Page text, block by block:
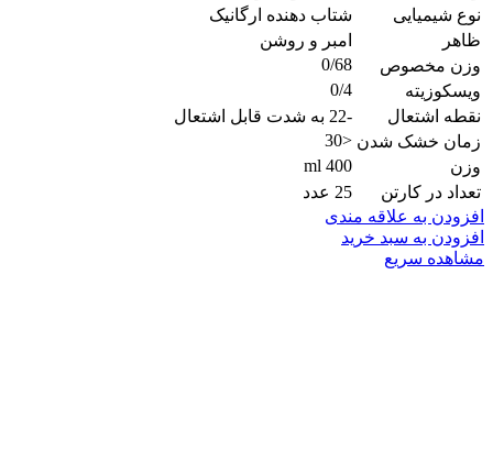
نوع شیمیایی
شتاب دهنده ارگانیک
ظاهر
امبر و روشن
وزن مخصوص
0/68
ویسکوزیته
0/4
نقطه اشتعال
-22 به شدت قابل اشتعال
زمان خشک شدن <30
وزن
400 ml
تعداد در کارتن
25 عدد
افزودن به علاقه مندی
افزودن به سبد خرید
مشاهده سریع